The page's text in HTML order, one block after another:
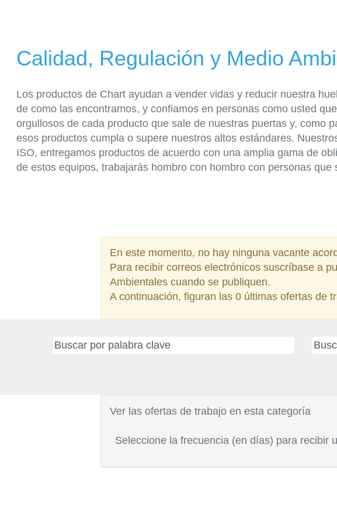
Calidad, Regulación y Medio
Los productos de Chart ayudan a vender vidas y reducir nuestra
de como las encontramos, y confiamos en personas como usted
orgullosos de cada producto que sale de nuestras puertas y, como
esos productos cumpla o supere nuestros altos estándares.
ISO, entregamos productos de acuerdo con una amplia gama de
de estos equipos, trabajarás hombro con hombro con personas
En este momento, no hay ninguna vacante
Para recibir correos electrónicos suscríbase a
Ambientales cuando se publiquen.
A continuación, figuran las 0 últimas ofertas de
Ver las ofertas de trabajo en esta categoría
Seleccione la frecuencia (en días) para recibir